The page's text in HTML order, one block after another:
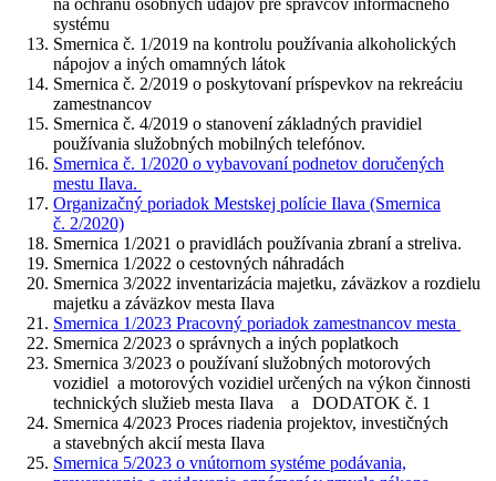
systému
Smernica č. 1/2019 na kontrolu používania alkoholických
nápojov a iných omamných látok
Smernica č. 2/2019 o poskytovaní príspevkov na rekreáciu
zamestnancov
Smernica č. 4/2019 o stanovení základných pravidiel
používania služobných mobilných telefónov.
Smernica č. 1/2020 o vybavovaní podnetov doručených
mestu Ilava.
Organizačný poriadok Mestskej polície Ilava (Smernica
č. 2/2020)
Smernica 1/2021 o pravidlách používania zbraní a streliva.
Smernica 1/2022 o cestovných náhradách
Smernica 3/2022 inventarizácia majetku, záväzkov a rozdielu
majetku a záväzkov mesta Ilava
Smernica 1/2023 Pracovný poriadok zamestnancov mesta
Smernica 2/2023 o správnych a iných poplatkoch
Smernica 3/2023 o používaní služobných motorových
vozidiel a motorových vozidiel určených na výkon činnosti
technických služieb mesta Ilava a DODATOK č. 1
Smernica 4/2023 Proces riadenia projektov, investičných
a stavebných akcií mesta Ilava
Smernica 5/2023 o vnútornom systéme podávania,